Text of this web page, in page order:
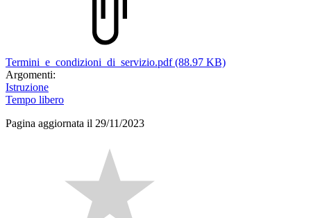
Termini_e_condizioni_di_servizio.pdf (88.97 KB)
Argomenti:
Istruzione
Tempo libero
Pagina aggiornata il 29/11/2023